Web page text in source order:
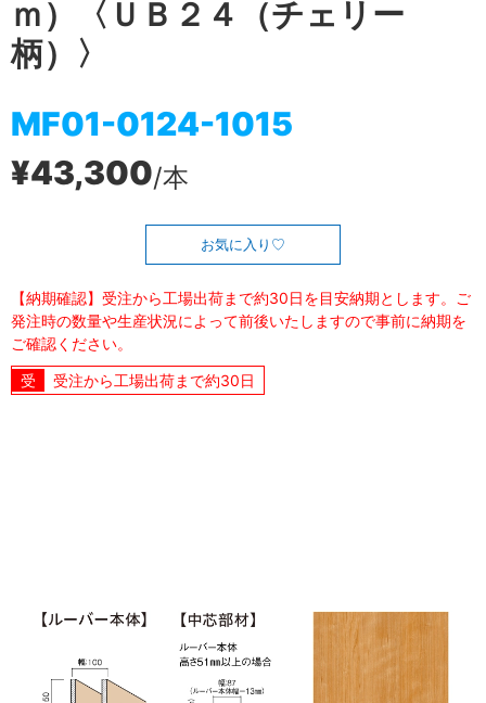
ｍ）〈ＵＢ２４（チェリー
柄）〉
MF01-0124-1015
¥43,300/本
お気に入り
【納期確認】受注から工場出荷まで約30日を目安納期とします。ご
発注時の数量や生産状況によって前後いたしますので事前に納期を
ご確認ください。
受注から工場出荷まで約30日